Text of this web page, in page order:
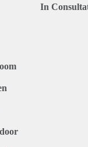
afschrijving
servicekosten,
één maand kale
woning of wil je
Neem contact op
In